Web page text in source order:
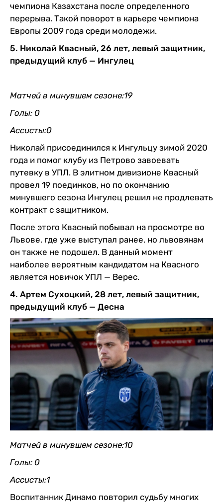
чемпиона Казахстана после определенного
перерыва. Такой поворот в карьере чемпиона
Европы 2009 года среди молодежи.
5. Николай Квасный, 26 лет, левый защитник,
предыдущий клуб — Ингулец
Матчей в минувшем сезоне:19
Голы: 0
Ассисты:0
Николай присоединился к Ингульцу зимой 2020
года и помог клубу из Петрово завоевать
путевку в УПЛ. В элитном дивизионе Квасный
провел 19 поединков, но по окончанию
минувшего сезона Ингулец решил не продлевать
контракт с защитником.
После этого Квасный побывал на просмотре во
Львове, где уже выступал ранее, но львовянам
он также не подошел. В данный момент
наиболее вероятным кандидатом на Квасного
является новичок УПЛ — Верес.
4. Артем Сухоцкий, 28 лет, левый защитник,
предыдущий клуб — Десна
Матчей в минувшем сезоне:10
Голы: 0
Ассисты:1
Воспитанник Динамо повторил судьбу многих